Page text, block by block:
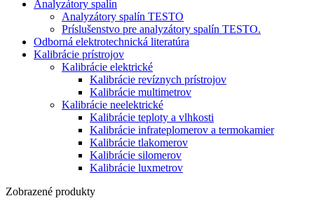
Analyzátory spalín
Analyzátory spalín TESTO
Príslušenstvo pre analyzátory spalín TESTO.
Odborná elektrotechnická literatúra
Kalibrácie prístrojov
Kalibrácie elektrické
Kalibrácie revíznych prístrojov
Kalibrácie multimetrov
Kalibrácie neelektrické
Kalibrácie teploty a vlhkosti
Kalibrácie infrateplomerov a termokamier
Kalibrácie tlakomerov
Kalibrácie silomerov
Kalibrácie luxmetrov
Zobrazené produkty